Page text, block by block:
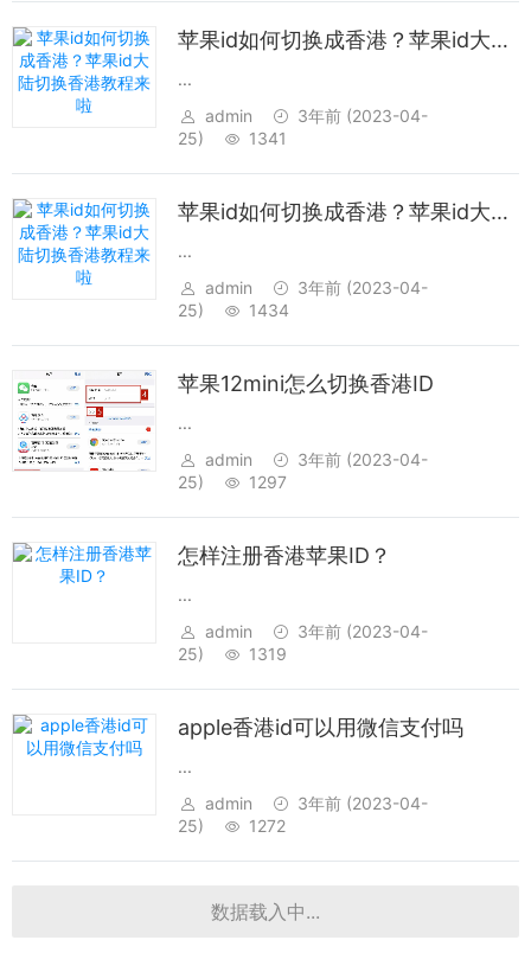
苹果id如何切换成香港？苹果id大陆切换香港教程来啦
...
admin
3年前 (2023-04-
25)
1341
苹果id如何切换成香港？苹果id大陆切换香港教程来啦
...
admin
3年前 (2023-04-
25)
1434
苹果12mini怎么切换香港ID
...
admin
3年前 (2023-04-
25)
1297
怎样注册香港苹果ID？
...
admin
3年前 (2023-04-
25)
1319
apple香港id可以用微信支付吗
...
admin
3年前 (2023-04-
25)
1272
数据载入中...